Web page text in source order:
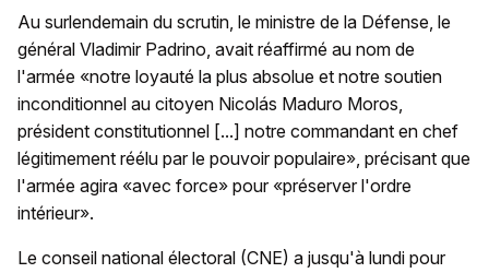
Au surlendemain du scrutin, le ministre de la Défense, le
général Vladimir Padrino, avait réaffirmé au nom de
l'armée «notre loyauté la plus absolue et notre soutien
inconditionnel au citoyen Nicolás Maduro Moros,
président constitutionnel [...] notre commandant en chef
légitimement réélu par le pouvoir populaire», précisant que
l'armée agira «avec force» pour «préserver l'ordre
intérieur».
Le conseil national électoral (CNE) a jusqu'à lundi pour